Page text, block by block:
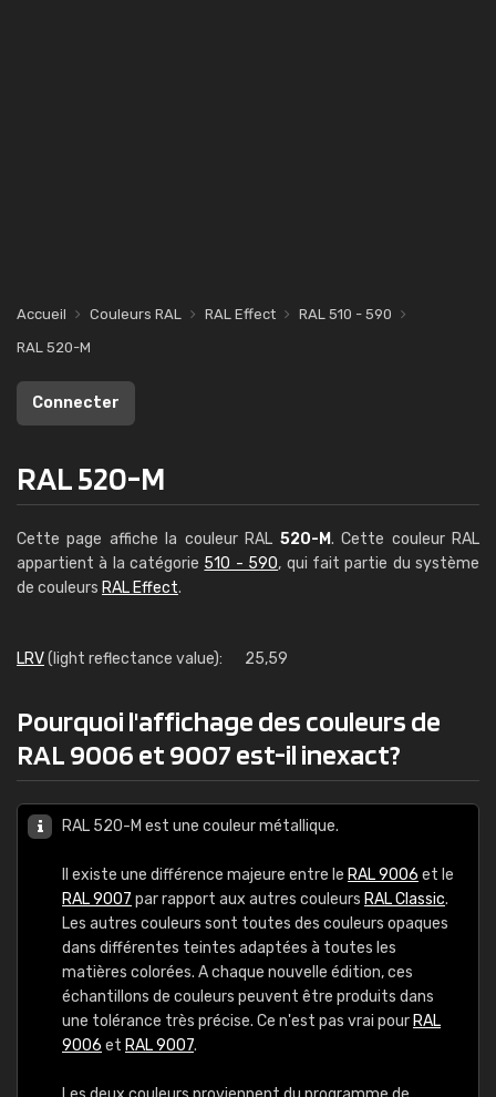
Accueil Couleurs RAL RAL Effect
RAL 510 - 590
RAL 520-M
Connecter
RAL 520-M
Cette page affiche la couleur RAL 520-M. Cette couleur RAL
appartient à la catégorie 510 - 590, qui fait partie du système
de couleurs RAL Effect.
LRV(light reflectance value): 25,59
Pourquoi l'affichage des couleurs de
RAL 9006 et 9007 est-il inexact?
RAL 520-M est une couleur métallique.
Il existe une différence majeure entre le RAL 9006 et le
RAL 9007 par rapport aux autres couleurs RAL Classic.
Les autres couleurs sont toutes des couleurs opaques
dans différentes teintes adaptées à toutes les
matières colorées. A chaque nouvelle édition, ces
échantillons de couleurs peuvent être produits dans
une tolérance très précise. Ce n'est pas vrai pour RAL
9006 et RAL 9007.